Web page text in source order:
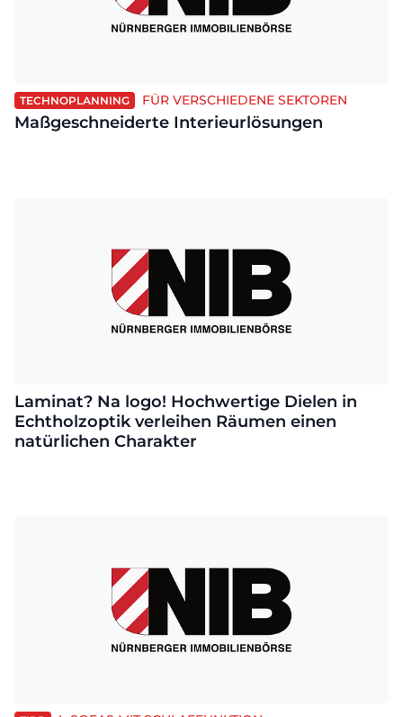
TECHNOPLANNING FÜR VERSCHIEDENE SEKTOREN
Maßgeschneiderte Interieurlösungen
Laminat? Na logo! Hochwertige Dielen in
Echtholzoptik verleihen Räumen einen
natürlichen Charakter